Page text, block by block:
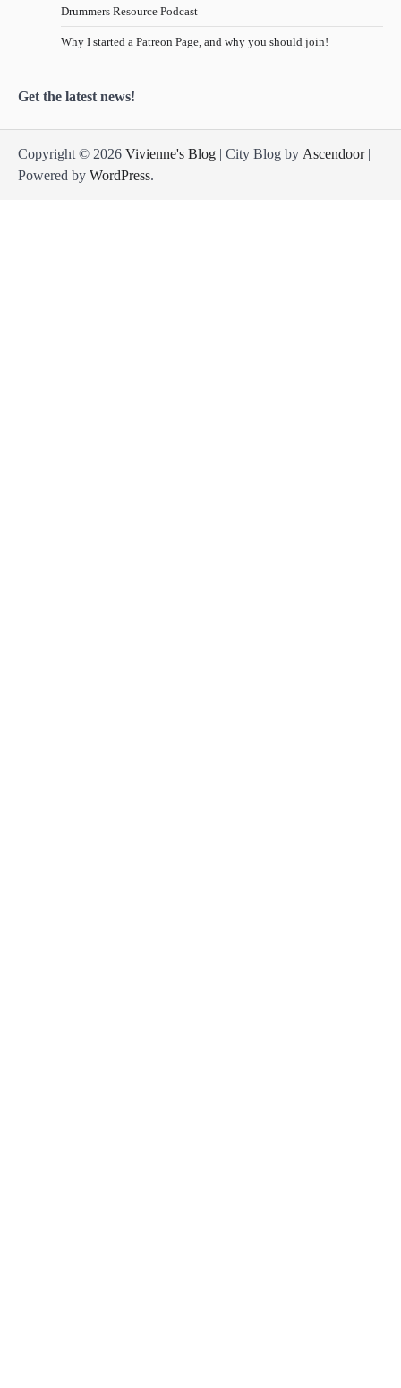
Drummers Resource Podcast
Why I started a Patreon Page, and why you should join!
Get the latest news!
Copyright © 2026 Vivienne's Blog | City Blog by Ascendoor|
Powered by WordPress.